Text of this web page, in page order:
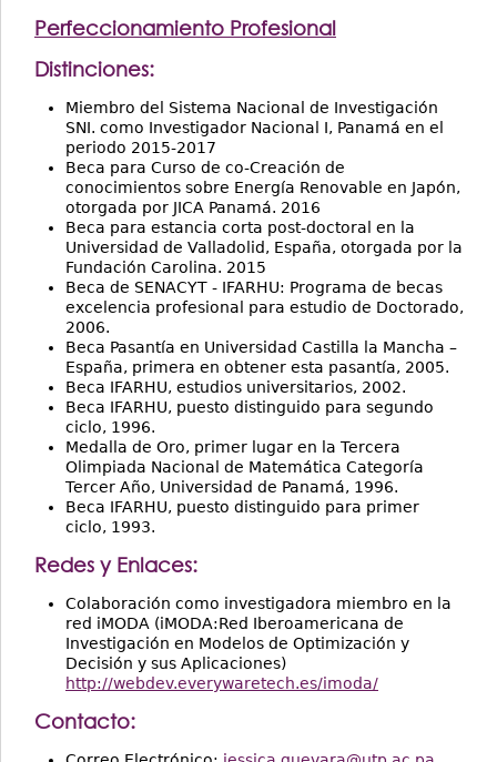
Perfeccionamiento Profesional
Distinciones:
Miembro del Sistema Nacional de Investigación
SNI. como Investigador Nacional I, Panamá en el
periodo 2015-2017
Beca para Curso de co-Creación de
conocimientos sobre Energía Renovable en Japón,
otorgada por JICA Panamá. 2016
Beca para estancia corta post-doctoral en la
Universidad de Valladolid, España, otorgada por la
Fundación Carolina. 2015
Beca de SENACYT - IFARHU: Programa de becas
excelencia profesional para estudio de Doctorado,
2006.
Beca Pasantía en Universidad Castilla la Mancha –
España, primera en obtener esta pasantía, 2005.
Beca IFARHU, estudios universitarios, 2002.
Beca IFARHU, puesto distinguido para segundo
ciclo, 1996.
Medalla de Oro, primer lugar en la Tercera
Olimpiada Nacional de Matemática Categoría
Tercer Año, Universidad de Panamá, 1996.
Beca IFARHU, puesto distinguido para primer
ciclo, 1993.
Redes y Enlaces:
Colaboración como investigadora miembro en la
red iMODA (iMODA:Red Iberoamericana de
Investigación en Modelos de Optimización y
Decisión y sus Aplicaciones)
http://webdev.everywaretech.es/imoda/
Contacto: